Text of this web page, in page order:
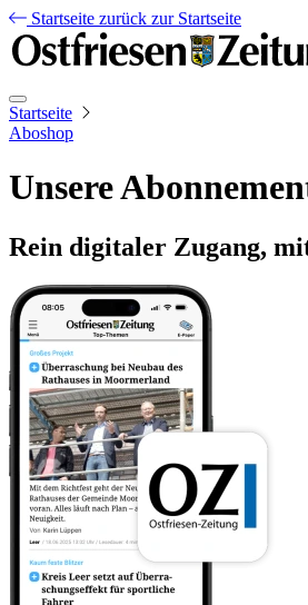
Startseite zurück zur Startseite
Startseite
Aboshop
Unsere
Rein digitaler Zugang,